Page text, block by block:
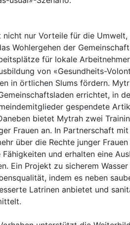
nicht nur Vorteile für die Umwelt,
Wohlergehen der
für lokale
von «Gesundheits-
in örtlichen Slums fördern.
errichtet, in
gespendete
bietet Mytrah zwei
Frauen an. In Partnerschaft mit
über die Rechte junger
und erhalten eine
Ein Projekt zu sicherem
indem es neben
Latrinen anbietet und